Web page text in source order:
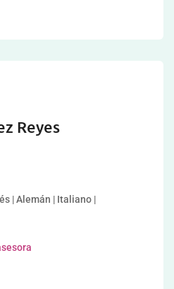
Reyes
| Alemán | Italiano |